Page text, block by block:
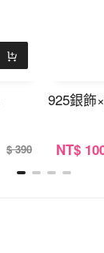
$ 390
925銀飾
NT$